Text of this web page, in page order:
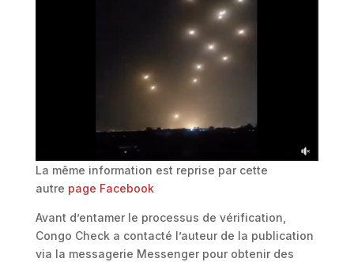
La même information est reprise par cette
autre page Facebook
Avant d’entamer le processus de vérification,
Congo Check a contacté l’auteur de la publication
via la messagerie Messenger pour obtenir des